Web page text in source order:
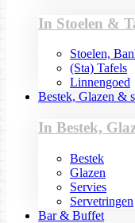
In Stoelen &
Stoelen,
(Sta) Tafels
Linnengoed
Bestek, Glazen &
In Bestek,
Bestek
Glazen
Servies
Servetringen
Bar & Buffet